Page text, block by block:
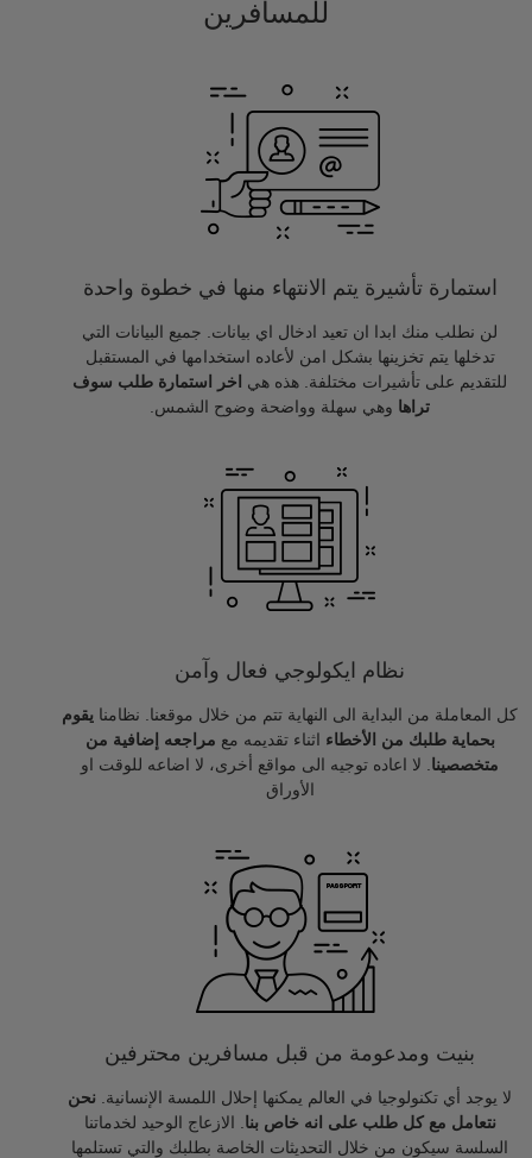
للمسافرين
استمارة تأشيرة يتم الانتهاء منها في خطوة واحدة
لن نطلب منك ابدا ان تعيد ادخال اي بيانات. جميع البيانات التي
تدخلها يتم تخزينها بشكل امن لأعاده استخدامها في المستقبل
للتقديم على تأشيرات مختلفة. هذه هي
اخر استمارة طلب سوف
تراها وهي سهلة وواضحة وضوح الشمس.
نظام ايكولوجي فعال وآمن
كل المعاملة من البداية الى النهاية تتم من خلال موقعنا. نظامنا يقوم
بحماية طلبك من الأخطاء اثناء تقديمه مع مراجعه إضافية من
متخصصينا . لا اعاده توجيه الى مواقع أخرى، لا اضاعه للوقت او
الأوراق
بنيت ومدعومة من قبل مسافرين محترفين
لا يوجد أي تكنولوجيا في العالم يمكنها إحلال اللمسة الإنسانية. نحن
نتعامل مع كل طلب على انه خاص بنا . الازعاج الوحيد لخدماتنا
السلسة سيكون من خلال التحديثات الخاصة بطلبك والتي تستلمها